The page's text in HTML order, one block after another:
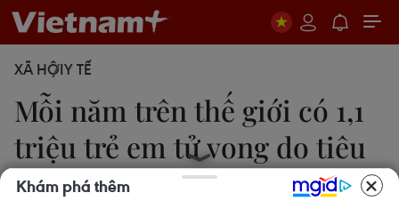
XÃ HỘIY TẾ
Mỗi năm trên thế giới có 1,1
triệu trẻ em tử vong do tiêu
chảy
Khám phá thêm